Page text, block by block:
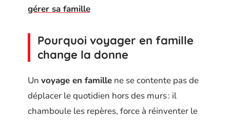
gérer sa famille
Pourquoi voyager en famille
change la donne
Un voyage en famille ne se contente pas de
déplacer le quotidien hors des murs : il
chamboule les repères, force à réinventer le